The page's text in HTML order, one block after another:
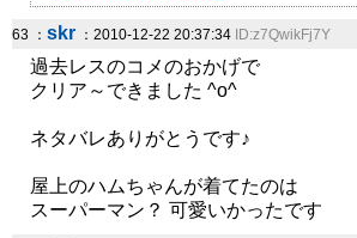
63 ： skr ：2010-12-22 20:37:34 ID:z7QwikFj7Y
過去レスのコメのおかげで
クリア～できました ^o^
ネタバレありがとうです♪
屋上のハムちゃんが着てたのは
スーパーマン？ 可愛いかったです